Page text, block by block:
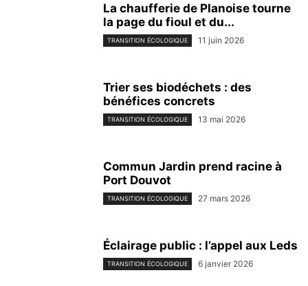
La chaufferie de Planoise tourne
la page du fioul et du...
TRANSITION ÉCOLOGIQUE 11 juin 2026
Trier ses biodéchets : des
bénéfices concrets
TRANSITION ÉCOLOGIQUE 13 mai 2026
Commun Jardin prend racine à
Port Douvot
TRANSITION ÉCOLOGIQUE 27 mars 2026
Éclairage public : l’appel aux Leds
TRANSITION ÉCOLOGIQUE 6 janvier 2026